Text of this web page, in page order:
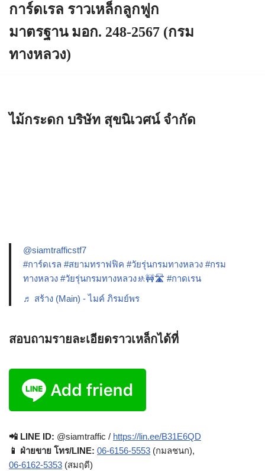
การ์ดเรล ราวเหล็กลูกฟูก
มาตรฐาน มอก. 248-2567 (กรม
ทางหลวง)
ไม้กระดก บริษัท สุขนิเวศน์ จำกัด
@siamtrafficstf7
#การ์ดเรล #สยามทราฟฟิค #วัยรุ่นกรมทางหลวง #กรม
ทางหลวง #วัยรุ่นกรมทางหลวง🚸🚧🛣️ #กาดเรน
♬ สร้าง (Main) - ไมค์ ภิรมย์พร
สอบถามรายละเอียดราวเหล็กได้ที่
📲 LINE ID: @siamtraffic / https://lin.ee/B31E6QD
📱 ฝ่ายขาย โทร/LINE: 06-6156-5553 (กมลชนก),
06-6162-5353 (สมฤดี)